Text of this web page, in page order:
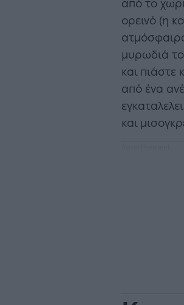
από το
ορεινό (η
μυρωδιά
και πιάστε
από ένα
και